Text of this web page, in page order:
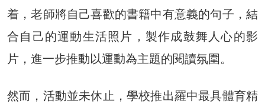
着，老師將自己喜歡的書籍中有意義的句子，結
合自己的運動生活照片，製作成鼓舞人心的影
片，進一步推動以運動為主題的閱讀氛圍。
然而，活動並未休止，學校推出羅中最具體育精